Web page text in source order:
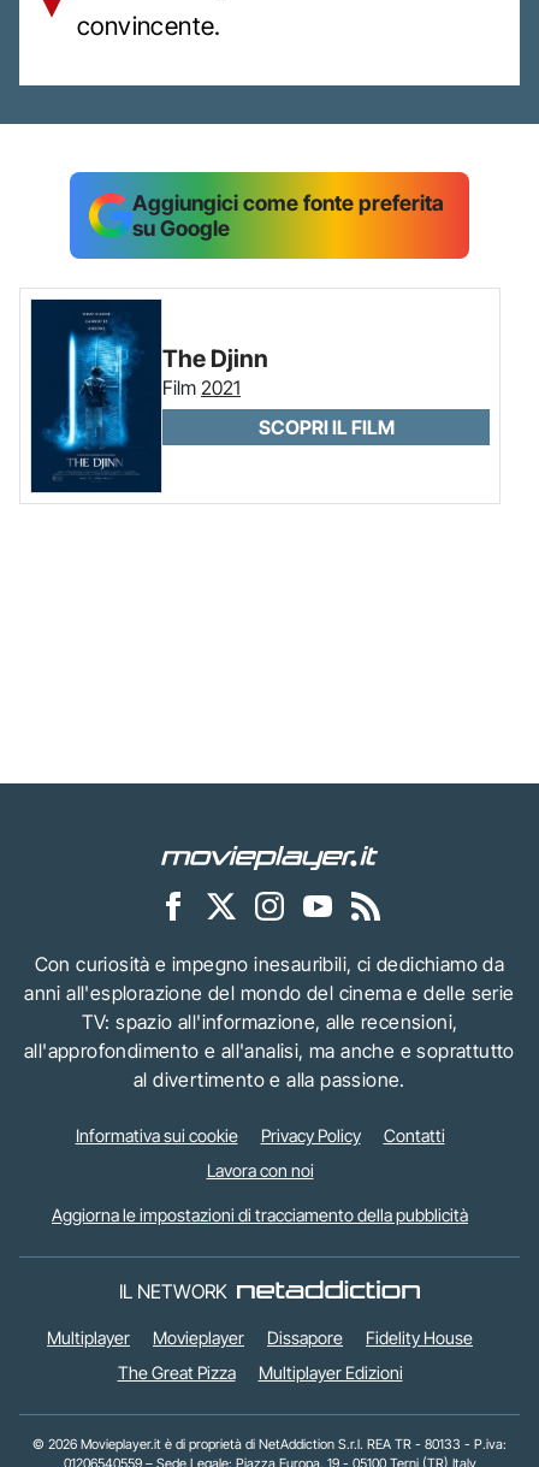
convincente.
Aggiungici come fonte preferita
su Google
The Djinn
Film 2021
SCOPRI IL FILM
Con curiosità e impegno inesauribili, ci dedichiamo da
anni all'esplorazione del mondo del cinema e delle serie
TV: spazio all'informazione, alle recensioni,
all'approfondimento e all'analisi, ma anche e soprattutto
al divertimento e alla passione.
Informativa sui cookie Privacy Policy
Contatti
Lavora con noi
Aggiorna le impostazioni di tracciamento della pubblicità
IL NETWORK
Multiplayer Movieplayer Dissapore
Fidelity House
The Great Pizza
Multiplayer Edizioni
© 2026 Movieplayer.it è di proprietà di NetAddiction S.r.l. REA TR - 80133 - P.iva:
01206540559 – Sede Legale: Piazza Europa, 19 - 05100 Terni (TR) Italy